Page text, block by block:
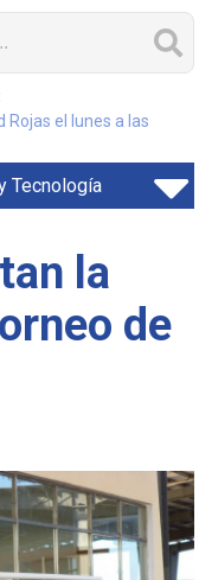
Rojas el lunes a las
Tecnología
la
de